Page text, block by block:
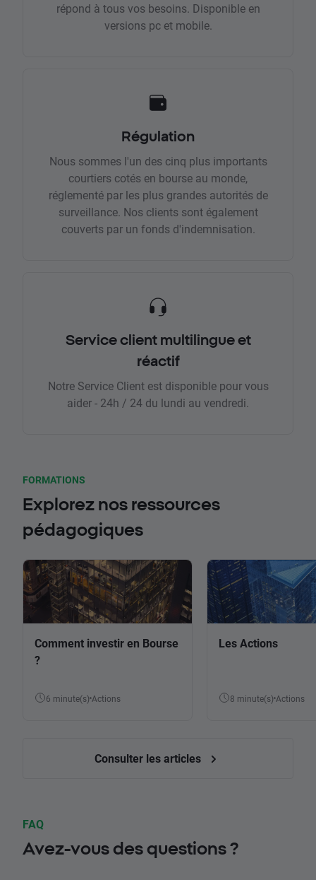
répond à tous vos besoins. Disponible en
versions pc et mobile.
Régulation
Nous sommes l'un des cinq plus importants
courtiers cotés en bourse au monde,
réglementé par les plus grandes autorités de
surveillance. Nos clients sont également
couverts par un fonds d'indemnisation.
Service client multilingue et
réactif
Notre Service Client est disponible pour vous
aider - 24h / 24 du lundi au vendredi.
FORMATIONS
Explorez nos ressources
pédagogiques
Comment investir en Bourse
?
6 minute(s) Actions
Les Actions
8 minute(s) Actions
Consulter les articles
FAQ
Avez-vous des questions ?